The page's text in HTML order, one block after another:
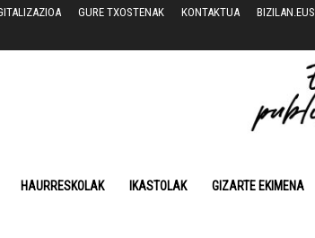
GURE TXOSTENAK KONTAKTUA BIZILAN.EUS
HAURRESKOLAK IKASTOLAK GIZARTE EKIMENA